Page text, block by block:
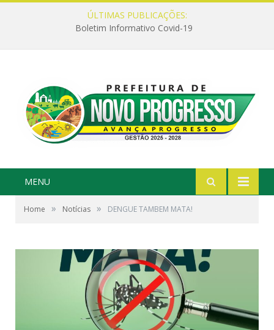
ÚLTIMAS PUBLICAÇÕES:
Boletim Informativo Covid-19
MENU
Home » Notícias » DENGUE TAMBEM MATA!